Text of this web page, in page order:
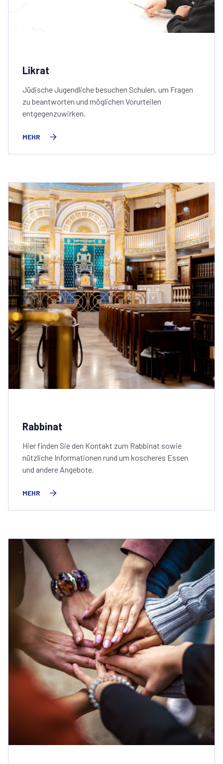
Likrat
Jüdische Jugendliche besuchen Schulen, um Fragen
zu beantworten und möglichen Vorurteilen
entgegenzuwirken.
MEHR
Rabbinat
Hier finden Sie den Kontakt zum Rabbinat sowie
nützliche Informationen rund um koscheres Essen
und andere Angebote.
MEHR